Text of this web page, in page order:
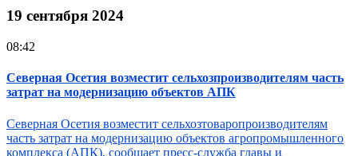
19 сентября 2024
08:42
Северная Осетия возместит сельхозпроизводителям часть
затрат на модернизацию объектов АПК
Северная Осетия возместит сельхозтоваропроизводителям
часть затрат на модернизацию объектов агропромышленного
комплекса (АПК), сообщает пресс-служба главы и